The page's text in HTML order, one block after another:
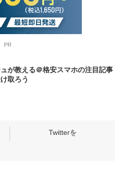
PR
が教える＠格安スマホの注目記事
取ろう